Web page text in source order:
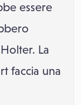
essere
La
faccia una